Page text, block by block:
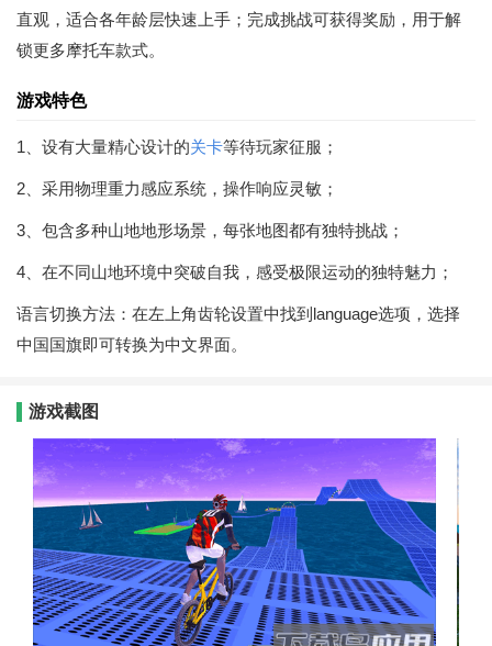
直观，适合各年龄层快速上手；完成挑战可获得奖励，用于解
锁更多摩托车款式。
游戏特色
1、设有大量精心设计的关卡等待玩家征服；
2、采用物理重力感应系统，操作响应灵敏；
3、包含多种山地地形场景，每张地图都有独特挑战；
4、在不同山地环境中突破自我，感受极限运动的独特魅力；
语言切换方法：在左上角齿轮设置中找到language选项，选择
中国国旗即可转换为中文界面。
游戏截图